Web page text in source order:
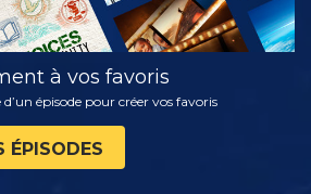
à vos favoris
épisode pour créer vos favoris
ÉPISODES